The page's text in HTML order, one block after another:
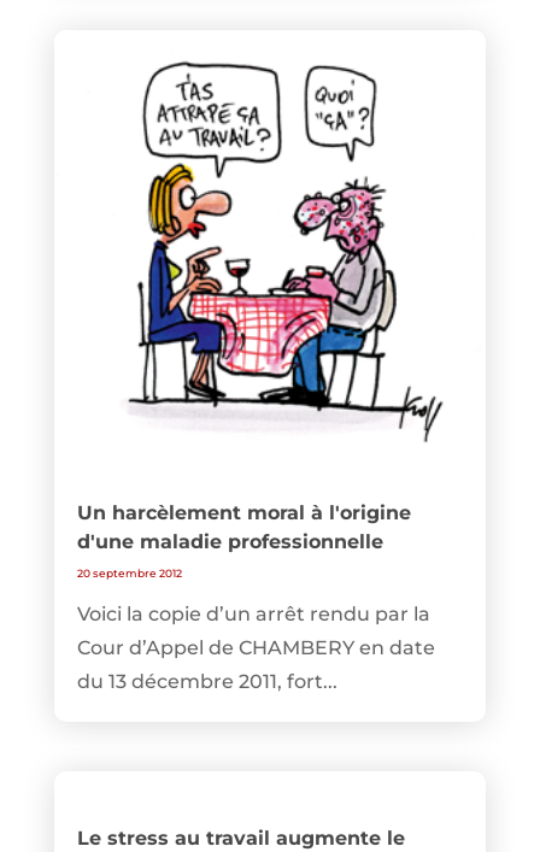
Un harcèlement moral à l'origine
d'une maladie professionnelle
20 septembre 2012
Voici la copie d’un arrêt rendu par la
Cour d’Appel de CHAMBERY en date
du 13 décembre 2011, fort...
Le stress au travail augmente le